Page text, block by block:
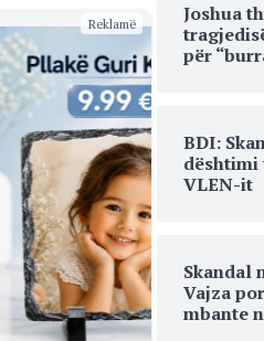
Reklamë
Joshua
për
BDI:
dështimi
VLEN-it
Skandal
Vajza
mbante